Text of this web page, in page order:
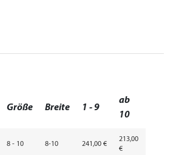
Größe Breite 1 - 9
ab
10
8 - 10 8-10 241,00 €
213,00
€